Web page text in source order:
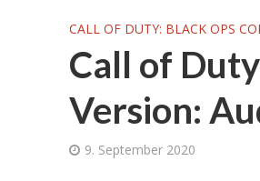
CALL OF DUTY: BLACK OPS
Call of
Version:
9. September 2020